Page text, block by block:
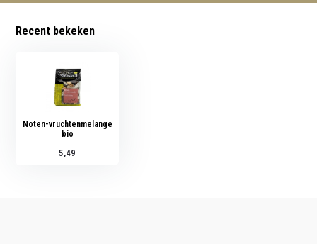
Recent bekeken
Noten-vruchtenmelange
bio
5,49